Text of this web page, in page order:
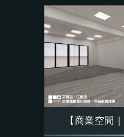
【商業空間